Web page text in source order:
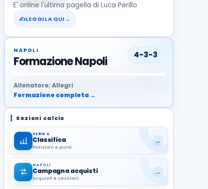
E' online l'ultima pagella di Luca Perillo
✍LEGGILA QUI →
NAPOLI
Formazione Napoli 4-3-3
Allenatore: Allegri
Formazione completa →
Sezioni calcio
SERIE A
Classifica
Posizioni e punti
→
NAPOLI
Campagna acquisti
Acquisti e cessioni
→